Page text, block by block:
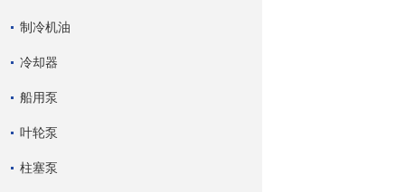
制冷机油
冷却器
船用泵
叶轮泵
柱塞泵